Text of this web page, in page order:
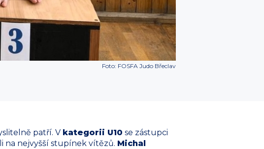
Foto: FOSFA Judo Břeclav
patří. V kategorii U10 se zástupci
na nejvyšší stupínek vítězů. Michal